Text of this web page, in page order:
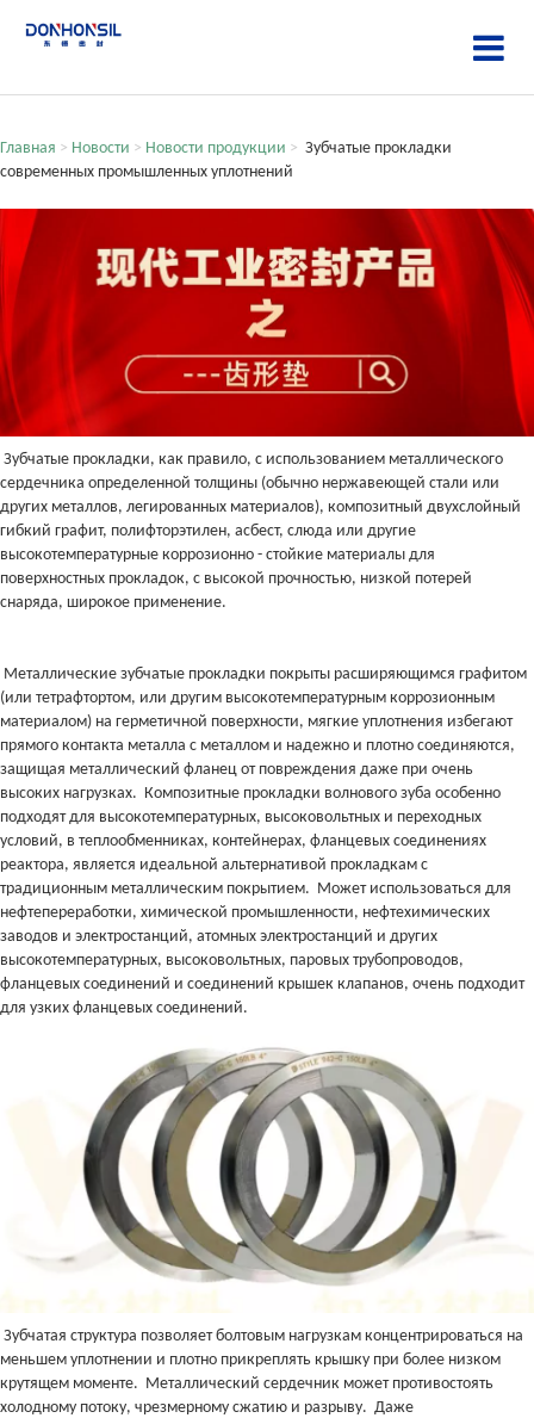
Главная > Новости > Новости продукции > Зубчатые прокладки
современных промышленных уплотнений
Зубчатые прокладки, как правило, с использованием металлического
сердечника определенной толщины (обычно нержавеющей стали или
других металлов, легированных материалов), композитный двухслойный
гибкий графит, полифторэтилен, асбест, слюда или другие
высокотемпературные коррозионно - стойкие материалы для
поверхностных прокладок, с высокой прочностью, низкой потерей
снаряда, широкое применение.
Металлические зубчатые прокладки покрыты расширяющимся графитом
(или тетрафтортом, или другим высокотемпературным коррозионным
материалом) на герметичной поверхности, мягкие уплотнения избегают
прямого контакта металла с металлом и надежно и плотно соединяются,
защищая металлический фланец от повреждения даже при очень
высоких нагрузках. Композитные прокладки волнового зуба особенно
подходят для высокотемпературных, высоковольтных и переходных
условий, в теплообменниках, контейнерах, фланцевых соединениях
реактора, является идеальной альтернативой прокладкам с
традиционным металлическим покрытием. Может использоваться для
нефтепереработки, химической промышленности, нефтехимических
заводов и электростанций, атомных электростанций и других
высокотемпературных, высоковольтных, паровых трубопроводов,
фланцевых соединений и соединений крышек клапанов, очень подходит
для узких фланцевых соединений.
Зубчатая структура позволяет болтовым нагрузкам концентрироваться на
меньшем уплотнении и плотно прикреплять крышку при более низком
крутящем моменте. Металлический сердечник может противостоять
холодному потоку, чрезмерному сжатию и разрыву. Даже